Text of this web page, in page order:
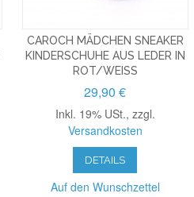
CAROCH MÄDCHEN SNEAKER
KINDERSCHUHE AUS LEDER IN
ROT/WEISS
29,90 €
Inkl. 19% USt., zzgl.
Versandkosten
DETAILS
Auf den Wunschzettel